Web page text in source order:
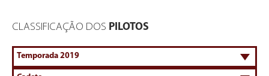
CLASSIFICAÇÃO DOS PILOTOS